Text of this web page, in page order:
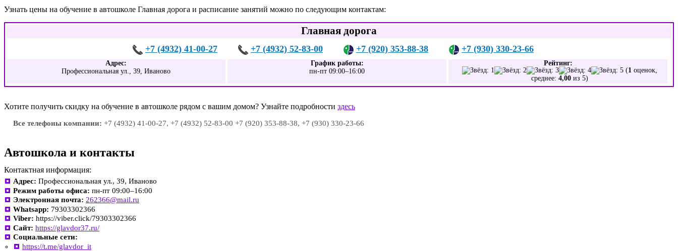
Узнать цены на обучение в автошколе Главная дорога и расписание занятий можно по следующим контактам:
Главная дорога
+7 (4932) 41-00-27 +7 (4932) 52-83-00 +7 (920) 353-88-38 +7 (930) 330-23-66
Адрес:
Профессиональная ул., 39, Иваново
График работы:
пн-пт 09:00–16:00
Рейтинг:
(1 оценок,
среднее: 4,00 из 5)
Хотите получить скидку на обучение в автошколе рядом с вашим домом? Узнайте подробности здесь
Все телефоны компании: +7 (4932) 41-00-27, +7 (4932) 52-83-00 +7 (920) 353-88-38, +7 (930) 330-23-66
Автошкола и контакты
Контактная информация:
Адрес: Профессиональная ул., 39, Иваново
Режим работы офиса: пн-пт 09:00–16:00
Электронная почта: 262366@mail.ru
Whatsapp: 79303302366
Viber: https://viber.click/79303302366
Сайт: https://glavdor37.ru/
Социальные сети:
https://t.me/glavdor_it